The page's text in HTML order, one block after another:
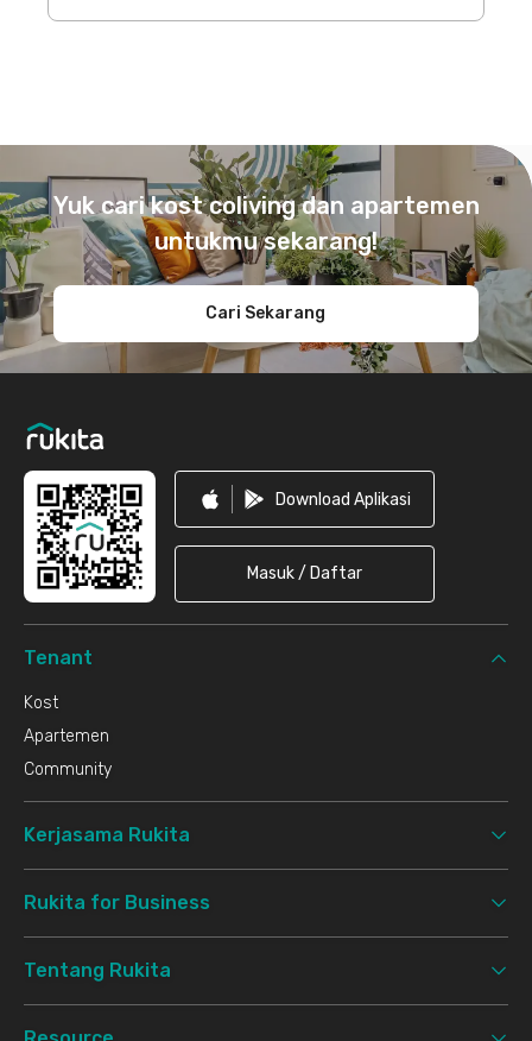
Yuk cari kost coliving dan apartemen
untukmu sekarang!
Cari Sekarang
Download Aplikasi
Masuk / Daftar
Tenant
Kost
Apartemen
Community
Kerjasama Rukita
Rukita for Business
Tentang Rukita